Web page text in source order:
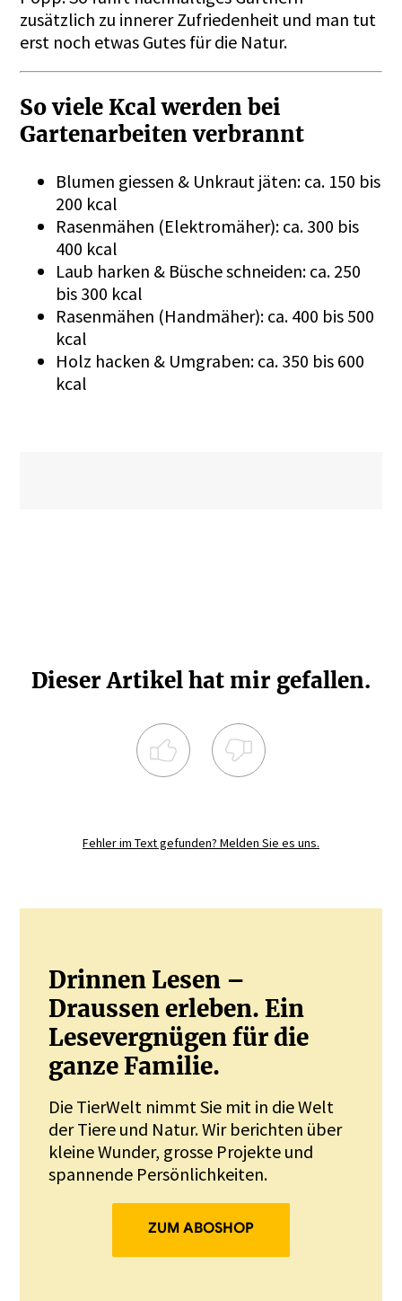
zusätzlich zu innerer Zufriedenheit und man tut
erst noch etwas Gutes für die Natur.
So viele Kcal werden bei
Gartenarbeiten verbrannt
Blumen giessen & Unkraut jäten: ca. 150 bis
200 kcal
Rasenmähen (Elektromäher): ca. 300 bis
400 kcal
Laub harken & Büsche schneiden: ca. 250
bis 300 kcal
Rasenmähen (Handmäher): ca. 400 bis 500
kcal
Holz hacken & Umgraben: ca. 350 bis 600
kcal
Dieser Artikel hat mir gefallen.
Fehler im Text gefunden? Melden Sie es uns.
Drinnen Lesen –
Draussen erleben. Ein
Lesevergnügen für die
ganze Familie.
Die TierWelt nimmt Sie mit in die Welt
der Tiere und Natur. Wir berichten über
kleine Wunder, grosse Projekte und
spannende Persönlichkeiten.
ZUM ABOSHOP